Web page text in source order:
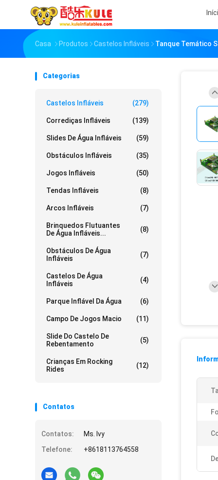
Casa Produtos Castelos Infláveis Tanque Temático
Categorias
Castelos Infláveis (279)
Corrediças Infláveis (139)
Slides De Água Infláveis (59)
Obstáculos Infláveis (35)
Jogos Infláveis (50)
Tendas Infláveis (8)
Arcos Infláveis (7)
Brinquedos Flutuantes
De Água Infláveis...
(8)
Obstáculos De Água
Infláveis
(7)
Castelos De Água
Infláveis
(4)
Parque Inflável Da Água (6)
Campo De Jogos Macio (11)
Slide Do Castelo De
Rebentamento
(5)
Crianças Em Rocking
Rides
(12)
Contatos
Contatos:
Ms. Ivy
Telefone:
+8618113764558